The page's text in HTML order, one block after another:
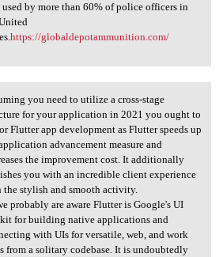
used by more than 60% of police officers in
https://globaldepotammunition.com/
you need to utilize
you need to utilize a cross-stage
for your application in 2021 you ought to
Flutter app development as Flutter speeds up
advancement measure and
the improvement cost. It additionally
you with an incredible client experience
the stylish and smooth activity.
probably are aware Flutter is Google's UI
for building native applications and
with UIs for versatile, web, and work
from a solitary codebase. It is undoubtedly